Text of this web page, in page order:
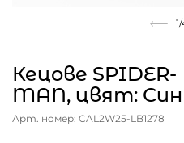
1/
Кецове SPIDER-
MAN, цвят: Син
Арт. номер: CAL2W25-LB1278